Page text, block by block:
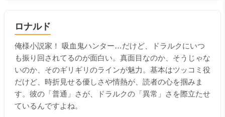
ロナルド
俺様小説家！ 吸血鬼ハンター…だけど、ドラルクにいつ
も振り回されてるのが面白い。真面目なのか、そうじゃな
いのか、そのギリギリのラインが魅力。基本はツッコミ役
だけど、時折見せる優しさや情熱が、読者の心を掴みま
す。彼の「普通」さが、ドラルクの「異常」さを際立たせ
ているんですよね。